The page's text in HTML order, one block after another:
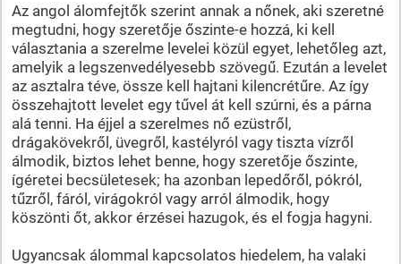
Az angol álomfejtők szerint annak a nőnek, aki szeretné
megtudni, hogy szeretője őszinte-e hozzá, ki kell
választania a szerelme levelei közül egyet, lehetőleg azt,
amelyik a legszenvedélyesebb szövegű. Ezután a levelet
az asztalra téve, össze kell hajtani kilencrétűre. Az így
összehajtott levelet egy tűvel át kell szúrni, és a párna
alá tenni. Ha éjjel a szerelmes nő ezüstről,
drágakövekről, üvegről, kastélyról vagy tiszta vízről
álmodik, biztos lehet benne, hogy szeretője őszinte,
ígéretei becsületesek; ha azonban lepedőről, pókról,
tűzről, fáról, virágokról vagy arról álmodik, hogy
köszönti őt, akkor érzései hazugok, és el fogja hagyni.
Ugyancsak álommal kapcsolatos hiedelem, ha valaki